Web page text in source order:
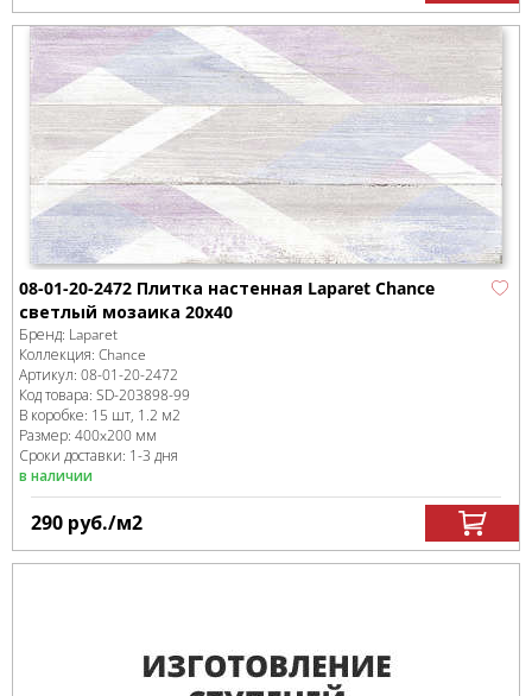
08-01-20-2472 Плитка настенная Laparet Chance
светлый мозаика 20х40
Бренд: Laparet
Коллекция: Chance
Артикул: 08-01-20-2472
Код товара: SD-203898-99
В коробке: 15 шт, 1.2 м2
Размер: 400x200 мм
Сроки доставки: 1-3 дня
в наличии
290 руб./м2